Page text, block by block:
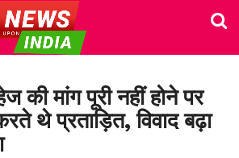
की मांग पूरी नहीं होने पर
थे प्रताड़ित, विवाद बढ़ा